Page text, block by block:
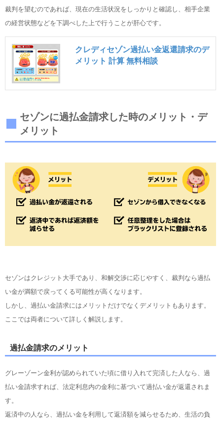
裁判を望むのであれば、現在の生活状況をしっかりと確認し、相手企業
の経営状態などを下調べした上で行うことが肝心です。
クレディセゾン過払い金返還請求のデ
メリット 計算 無料相談
セゾンに過払金請求した時のメリット・デ
メリット
セゾンはクレジット大手であり、和解交渉に応じやすく、裁判なら過払
い金が満額で戻ってくる可能性が高くなります。
しかし、過払い金請求にはメリットだけでなくデメリットもあります。
ここでは両者について詳しく解説します。
過払金請求のメリット
グレーゾーン金利が認められていた頃に借り入れて完済した人なら、過
払い金請求すれば、法定利息内の金利に基づいて過払い金が返還されま
す。
返済中の人なら、過払い金を利用して返済額を減らせるため、生活の負